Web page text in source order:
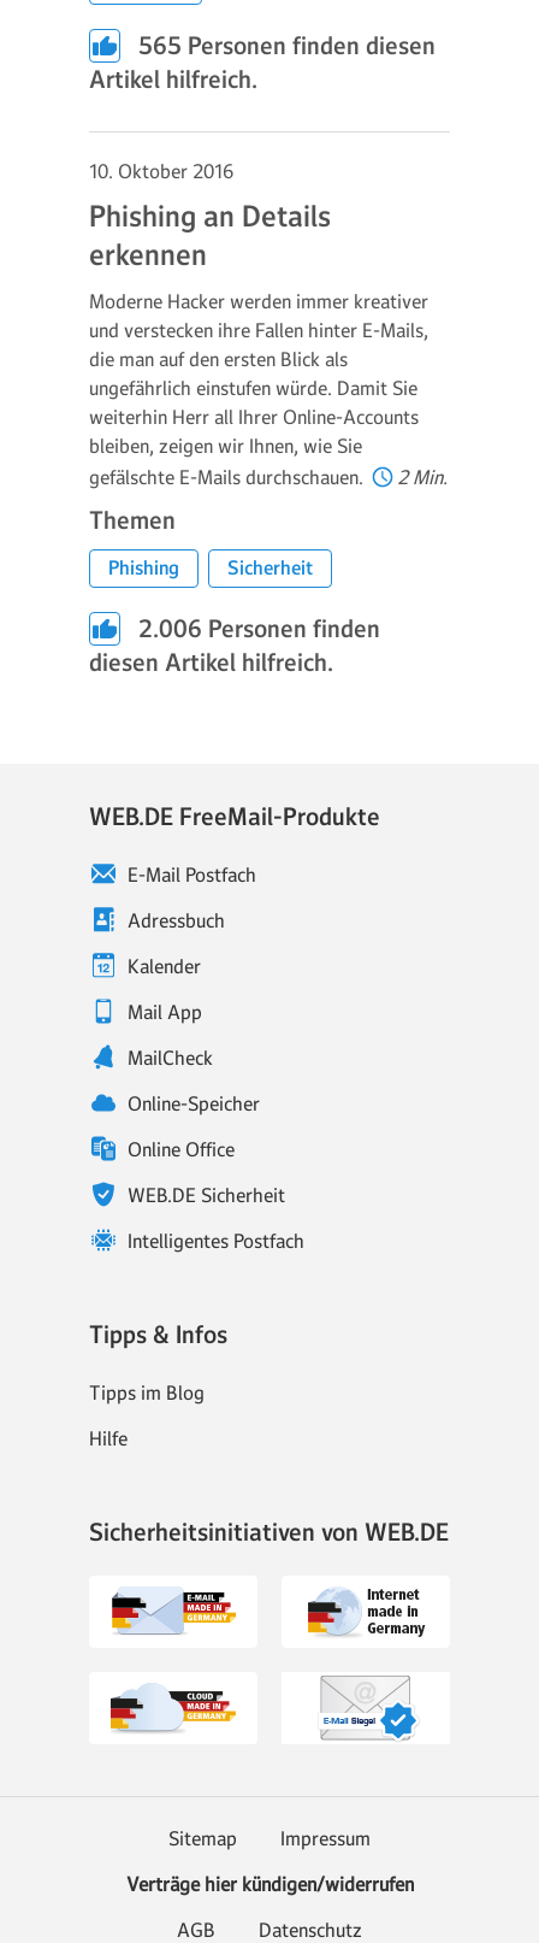
565 Personen finden diesen
Artikel hilfreich.
10. Oktober 2016
Phishing an Details
erkennen
Moderne Hacker werden immer kreativer
und verstecken ihre Fallen hinter E-Mails,
die man auf den ersten Blick als
ungefährlich einstufen würde. Damit Sie
weiterhin Herr all Ihrer Online-Accounts
bleiben, zeigen wir Ihnen, wie Sie
gefälschte E-Mails durchschauen.
2 Min.
Themen
Phishing Sicherheit
2.006 Personen finden
diesen Artikel hilfreich.
WEB.DE FreeMail-Produkte
E-Mail Postfach
Adressbuch
Kalender
Mail App
MailCheck
Online-Speicher
Online Office
WEB.DE Sicherheit
Intelligentes Postfach
Tipps & Infos
Tipps im Blog
Hilfe
Sicherheitsinitiativen von WEB.DE
Sitemap
Impressum
Verträge hier kündigen/widerrufen
AGB
Datenschutz